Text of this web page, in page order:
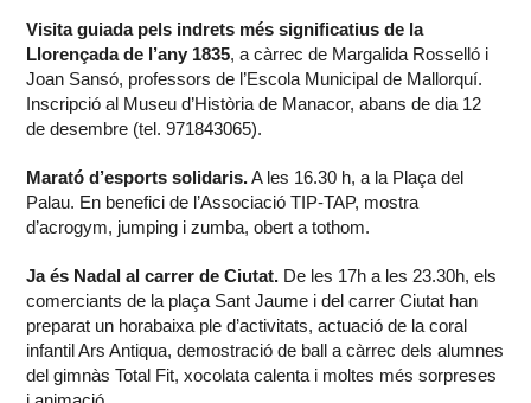
Visita guiada pels indrets més significatius de la
Llorençada de l’any 1835, a càrrec de Margalida Rosselló i
Joan Sansó, professors de l’Escola Municipal de Mallorquí.
Inscripció al Museu d’Història de Manacor, abans de dia 12
de desembre (tel. 971843065).
Marató d’esports solidaris.A les 16.30 h, a la Plaça del
Palau. En benefici de l’Associació TIP-TAP, mostra
d’acrogym, jumping i zumba, obert a tothom.
Ja és Nadal al carrer de Ciutat. De les 17h a les 23.30h, els
comerciants de la plaça Sant Jaume i del carrer Ciutat han
preparat un horabaixa ple d’activitats, actuació de la coral
infantil Ars Antiqua, demostració de ball a càrrec dels alumnes
del gimnàs Total Fit, xocolata calenta i moltes més sorpreses